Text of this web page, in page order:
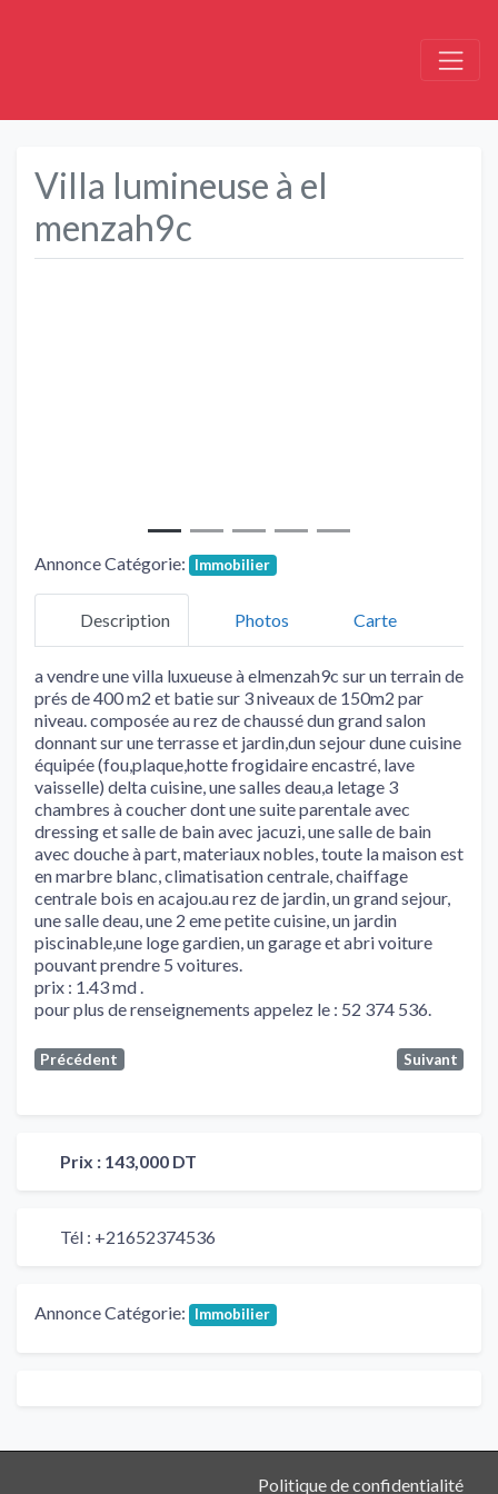
Villa lumineuse à el
menzah9c
Annonce Catégorie: Immobilier
Description Photos Carte
a vendre une villa luxueuse à elmenzah9c sur un terrain de
prés de 400 m2 et batie sur 3 niveaux de 150m2 par
niveau. composée au rez de chaussé dun grand salon
donnant sur une terrasse et jardin,dun sejour dune cuisine
équipée (fou,plaque,hotte frogidaire encastré, lave
vaisselle) delta cuisine, une salles deau,a letage 3
chambres à coucher dont une suite parentale avec
dressing et salle de bain avec jacuzi, une salle de bain
avec douche à part, materiaux nobles, toute la maison est
en marbre blanc, climatisation centrale, chaiffage
centrale bois en acajou.au rez de jardin, un grand sejour,
une salle deau, une 2 eme petite cuisine, un jardin
piscinable,une loge gardien, un garage et abri voiture
pouvant prendre 5 voitures.
prix : 1.43 md .
pour plus de renseignements appelez le : 52 374 536.
Précédent Suivant
Prix : 143,000 DT
Tél : +21652374536
Annonce Catégorie: Immobilier
Politique de confidentialité